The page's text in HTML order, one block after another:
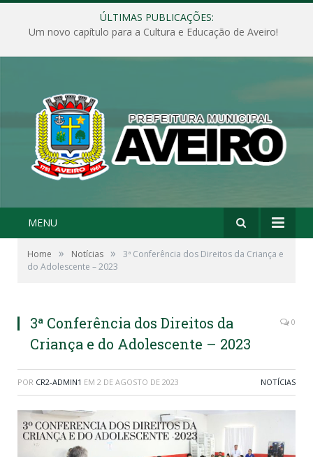
ÚLTIMAS PUBLICAÇÕES:
Um novo capítulo para a Cultura e Educação de Aveiro!
MENU
Home » Notícias »
3ª Conferência dos Direitos da Criança e
do Adolescente – 2023
3ª Conferência dos Direitos da
Criança e do Adolescente – 2023
0
POR CR2-ADMIN1 EM 2 DE AGOSTO DE 2023 NOTÍCIAS